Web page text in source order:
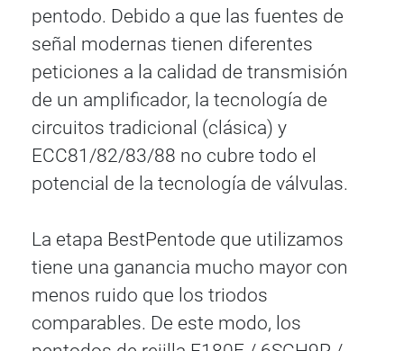
pentodo. Debido a que las fuentes de
señal modernas tienen diferentes
peticiones a la calidad de transmisión
de un amplificador, la tecnología de
circuitos tradicional (clásica) y
ECC81/82/83/88 no cubre todo el
potencial de la tecnología de válvulas.
La etapa BestPentode que utilizamos
tiene una ganancia mucho mayor con
menos ruido que los triodos
comparables. De este modo, los